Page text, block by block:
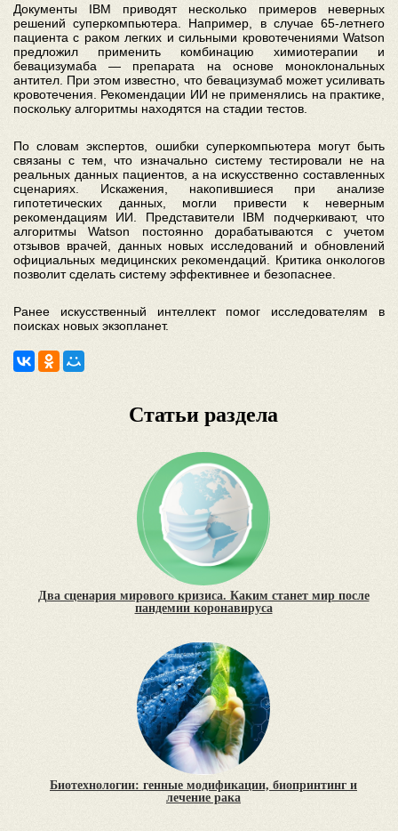
Документы IBM приводят несколько примеров неверных
решений суперкомпьютера. Например, в случае 65-летнего
пациента с раком легких и сильными кровотечениями Watson
предложил применить комбинацию химиотерапии и
бевацизумаба — препарата на основе моноклональных
антител. При этом известно, что бевацизумаб может усиливать
кровотечения. Рекомендации ИИ не применялись на практике,
поскольку алгоритмы находятся на стадии тестов.
По словам экспертов, ошибки суперкомпьютера могут быть
связаны с тем, что изначально систему тестировали не на
реальных данных пациентов, а на искусственно составленных
сценариях. Искажения, накопившиеся при анализе
гипотетических данных, могли привести к неверным
рекомендациям ИИ. Представители IBM подчеркивают, что
алгоритмы Watson постоянно дорабатываются с учетом
отзывов врачей, данных новых исследований и обновлений
официальных медицинских рекомендаций. Критика онкологов
позволит сделать систему эффективнее и безопаснее.
Ранее искусственный интеллект помог исследователям в
поисках новых экзопланет.
Статьи раздела
Два сценария мирового кризиса. Каким станет мир после
пандемии коронавируса
Биотехнологии: генные модификации, биопринтинг и
лечение рака